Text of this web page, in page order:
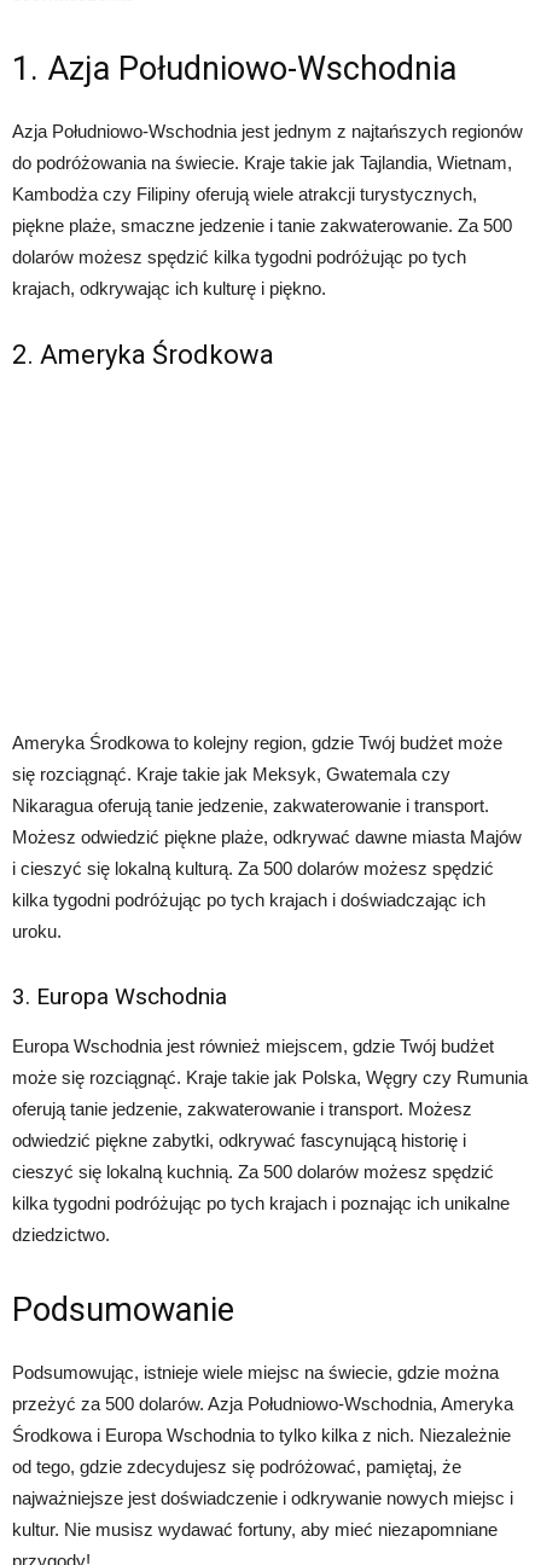
1. Azja Południowo-Wschodnia
Azja Południowo-Wschodnia jest jednym z najtańszych regionów
do podróżowania na świecie. Kraje takie jak Tajlandia, Wietnam,
Kambodża czy Filipiny oferują wiele atrakcji turystycznych,
piękne plaże, smaczne jedzenie i tanie zakwaterowanie. Za 500
dolarów możesz spędzić kilka tygodni podróżując po tych
krajach, odkrywając ich kulturę i piękno.
2. Ameryka Środkowa
Ameryka Środkowa to kolejny region, gdzie Twój budżet może
się rozciągnąć. Kraje takie jak Meksyk, Gwatemala czy
Nikaragua oferują tanie jedzenie, zakwaterowanie i transport.
Możesz odwiedzić piękne plaże, odkrywać dawne miasta Majów
i cieszyć się lokalną kulturą. Za 500 dolarów możesz spędzić
kilka tygodni podróżując po tych krajach i doświadczając ich
uroku.
3. Europa Wschodnia
Europa Wschodnia jest również miejscem, gdzie Twój budżet
może się rozciągnąć. Kraje takie jak Polska, Węgry czy Rumunia
oferują tanie jedzenie, zakwaterowanie i transport. Możesz
odwiedzić piękne zabytki, odkrywać fascynującą historię i
cieszyć się lokalną kuchnią. Za 500 dolarów możesz spędzić
kilka tygodni podróżując po tych krajach i poznając ich unikalne
dziedzictwo.
Podsumowanie
Podsumowując, istnieje wiele miejsc na świecie, gdzie można
przeżyć za 500 dolarów. Azja Południowo-Wschodnia, Ameryka
Środkowa i Europa Wschodnia to tylko kilka z nich. Niezależnie
od tego, gdzie zdecydujesz się podróżować, pamiętaj, że
najważniejsze jest doświadczenie i odkrywanie nowych miejsc i
kultur. Nie musisz wydawać fortuny, aby mieć niezapomniane
przygody!